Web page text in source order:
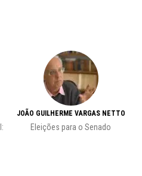
JOÃO GUILHERME VARGAS NETTO
Eleições para o Senado